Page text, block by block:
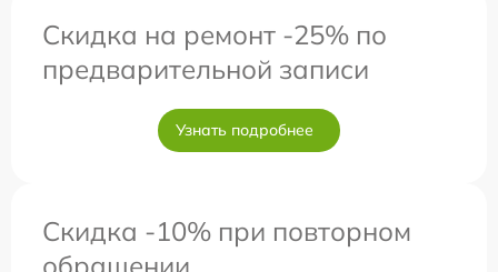
Скидка на ремонт -25% по
предварительной записи
Узнать подробнее
Скидка -10% при повторном